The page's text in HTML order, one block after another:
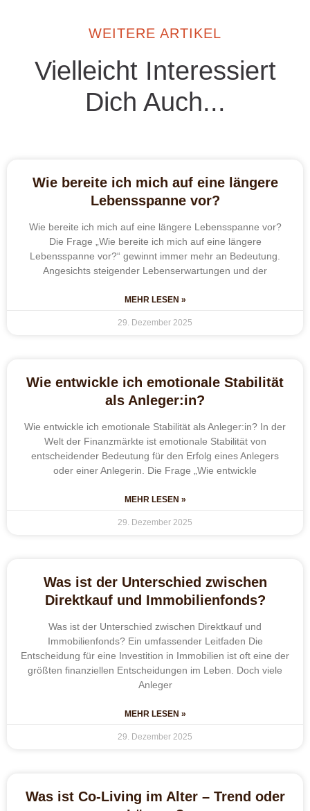
WEITERE ARTIKEL
Vielleicht Interessiert
Dich Auch...
Wie bereite ich mich auf eine längere
Lebensspanne vor?
Wie bereite ich mich auf eine längere Lebensspanne vor?
Die Frage „Wie bereite ich mich auf eine längere
Lebensspanne vor?“ gewinnt immer mehr an Bedeutung.
Angesichts steigender Lebenserwartungen und der
MEHR LESEN »
29. Dezember 2025
Wie entwickle ich emotionale Stabilität
als Anleger:in?
Wie entwickle ich emotionale Stabilität als Anleger:in? In der
Welt der Finanzmärkte ist emotionale Stabilität von
entscheidender Bedeutung für den Erfolg eines Anlegers
oder einer Anlegerin. Die Frage „Wie entwickle
MEHR LESEN »
29. Dezember 2025
Was ist der Unterschied zwischen
Direktkauf und Immobilienfonds?
Was ist der Unterschied zwischen Direktkauf und
Immobilienfonds? Ein umfassender Leitfaden Die
Entscheidung für eine Investition in Immobilien ist oft eine der
größten finanziellen Entscheidungen im Leben. Doch viele
Anleger
MEHR LESEN »
29. Dezember 2025
Was ist Co-Living im Alter – Trend oder